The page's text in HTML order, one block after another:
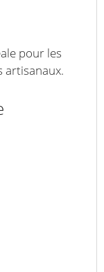
pour les
artisanaux.